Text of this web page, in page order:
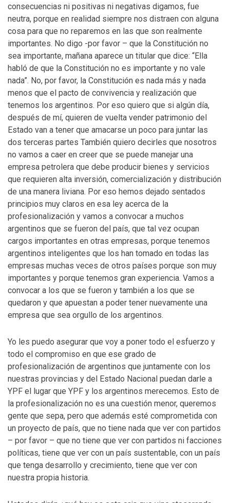
consecuencias ni positivas ni negativas digamos, fue
neutra, porque en realidad siempre nos distraen con alguna
cosa para que no reparemos en las que son realmente
importantes. No digo -por favor – que la Constitución no
sea importante, mañana aparece un titular que dice: “Ella
habló de que la Constitución no es importante y no vale
nada”. No, por favor, la Constitución es nada más y nada
menos que el pacto de convivencia y realización que
tenemos los argentinos. Por eso quiero que si algún día,
después de mí, quieren de vuelta vender patrimonio del
Estado van a tener que amacarse un poco para juntar las
dos terceras partes También quiero decirles que nosotros
no vamos a caer en creer que se puede manejar una
empresa petrolera que debe producir bienes y servicios
que requieren alta inversión, comercialización y distribución
de una manera liviana. Por eso hemos dejado sentados
principios muy claros en esa ley acerca de la
profesionalización y vamos a convocar a muchos
argentinos que se fueron del país, que tal vez ocupan
cargos importantes en otras empresas, porque tenemos
argentinos inteligentes que los han tomado en todas las
empresas muchas veces de otros países porque son muy
importantes y porque tenemos gran experiencia. Vamos a
convocar a los que se fueron y también a los que se
quedaron y que apuestan a poder tener nuevamente una
empresa que sea orgullo de los argentinos.
Yo les puedo asegurar que voy a poner todo el esfuerzo y
todo el compromiso en que ese grado de
profesionalización de argentinos que juntamente con los
nuestras provincias y del Estado Nacional puedan darle a
YPF el lugar que YPF y los argentinos merecemos. Esto de
la profesionalización no es una cuestión menor, queremos
gente que sepa, pero que además esté comprometida con
un proyecto de país, que no tiene nada que ver con partidos
– por favor – que no tiene que ver con partidos ni facciones
políticas, tiene que ver con un país sustentable, con un país
que tenga desarrollo y crecimiento, tiene que ver con
nuestra propia historia.